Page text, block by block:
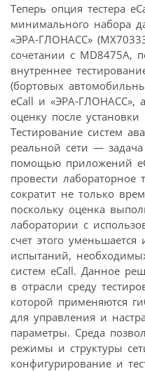
Теперь опция тестера
минимального набора
«ЭРА-ГЛОНАСС»
сочетании с MD8475A,
внутреннее
(бортовых
eCall и «ЭРА-ГЛОНАСС»,
оценку после
Тестирование систем
реальной сети —
помощью приложений
провести лабораторное
сократит не только
поскольку оценка
лаборатории с
счет этого
испытаний,
систем eCall. Данное
в отрасли среду
которой применяются
для управления и
параметры. Среда
режимы и структуры
конфигурирование и